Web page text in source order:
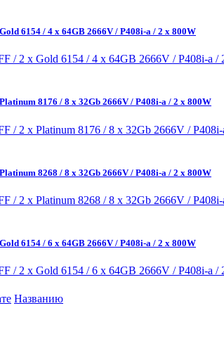
6154 / 4 x 64GB 2666V / P408i-a / 2 x 800W
8176 / 8 x 32Gb 2666V / P408i-a / 2 x 800W
8268 / 8 x 32Gb 2666V / P408i-a / 2 x 800W
6154 / 6 x 64GB 2666V / P408i-a / 2 x 800W
Названию